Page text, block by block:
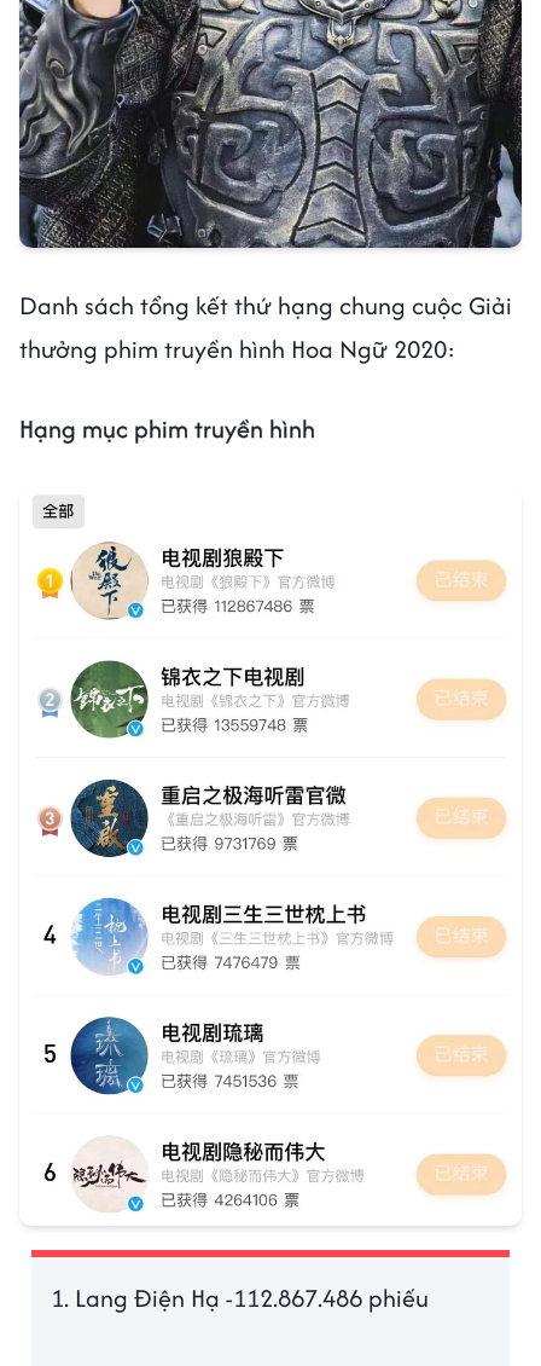
Danh sách tổng kết thứ hạng chung cuộc Giải
thưởng phim truyền hình Hoa Ngữ 2020:
Hạng mục phim truyền hình
1. Lang Điện Hạ -112.867.486 phiếu